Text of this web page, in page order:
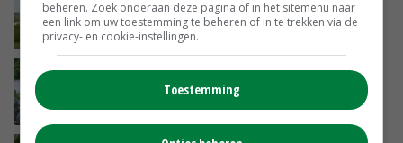
VANDAAG, 10:00
Oekraïne-vlogger Kees Huizinga: ‘Bezoek van
de ambassade mag zelf groente plukken’
GISTEREN, 12:00
beheren. Zoek onderaan deze pagina of in het sitemenu naar
een link om uw toestemming te beheren of in te trekken via de
privacy- en cookie-instellingen.
Toestemming